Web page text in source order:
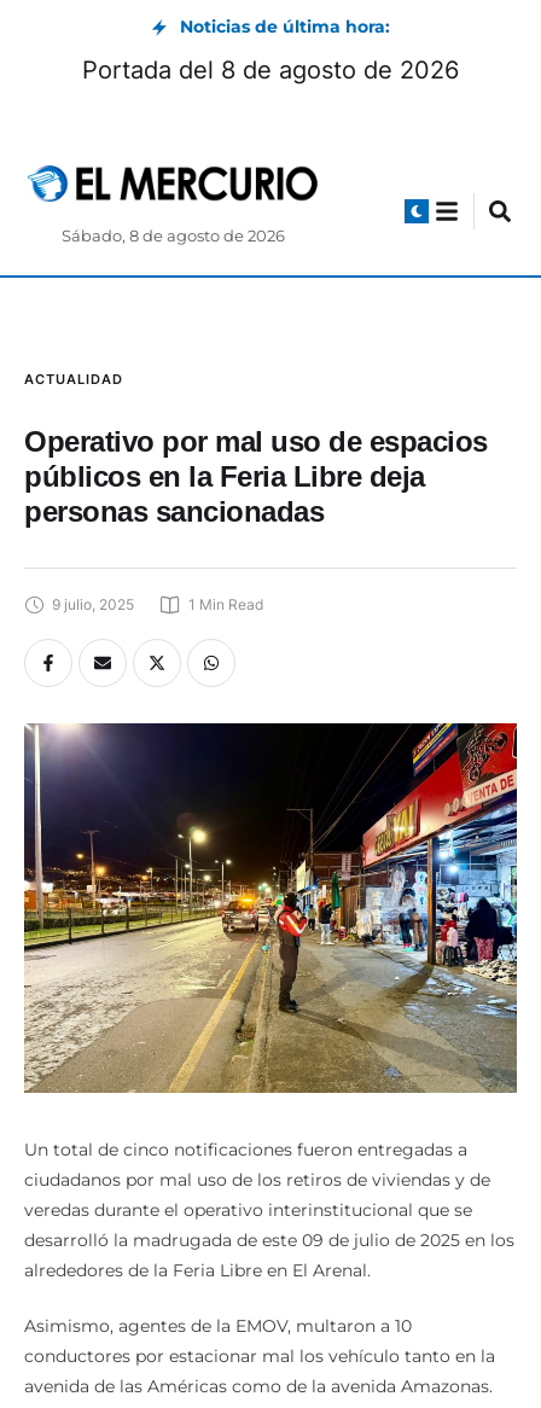
Noticias de última hora:
Portada del 8 de agosto de 2026
Sábado, 8 de agosto de 2026
ACTUALIDAD
Operativo por mal uso de espacios
públicos en la Feria Libre deja
personas sancionadas
9 julio, 2025 1 Min Read
Un total de cinco notificaciones fueron entregadas a
ciudadanos por mal uso de los retiros de viviendas y de
veredas durante el operativo interinstitucional que se
desarrolló la madrugada de este 09 de julio de 2025 en los
alrededores de la Feria Libre en El Arenal.
Asimismo, agentes de la EMOV, multaron a 10
conductores por estacionar mal los vehículo tanto en la
avenida de las Américas como de la avenida Amazonas.